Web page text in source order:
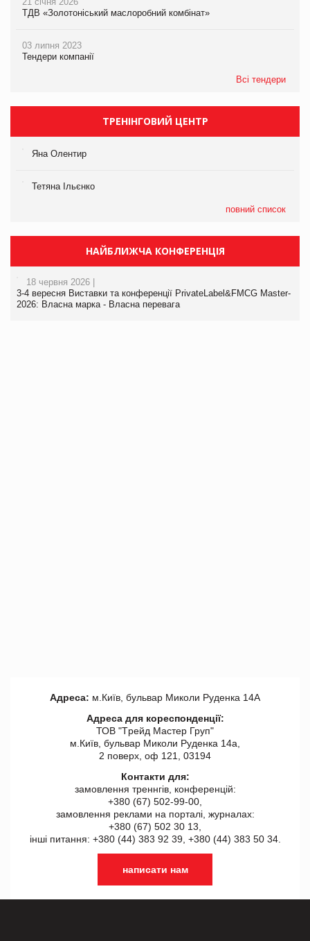
ТДВ «Золотоніський маслоробний комбінат»
03 липня 2023
Тендери компанії
Всі тендери
ТРЕНІНГОВИЙ ЦЕНТР
Яна Олентир
Тетяна Ільєнко
повний список
НАЙБЛИЖЧА КОНФЕРЕНЦІЯ
18 червня 2026 |
3-4 вересня Виставки та конференції PrivateLabel&FMCG Master-
2026: Власна марка - Власна перевага
Адреса: м.Київ, бульвар Миколи Руденка 14А
Адреса для кореспонденції:
ТОВ "Tрейд Мастер Груп"
м.Київ, бульвар Миколи Руденка 14а,
2 поверх, оф 121, 03194
Контакти для:
замовлення треннгів, конференцій:
+380 (67) 502-99-00,
замовлення реклами на порталі, журналах:
+380 (67) 502 30 13,
інші питання: +380 (44) 383 92 39, +380 (44) 383 50 34.
написати нам